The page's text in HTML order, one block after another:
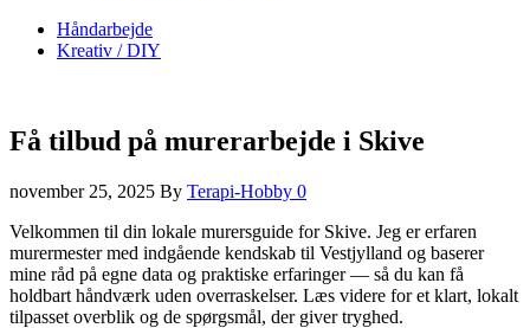
Håndarbejde
Kreativ / DIY
Få tilbud på murerarbejde i Skive
november 25, 2025 By Terapi-Hobby 0
Velkommen til din lokale murersguide for Skive. Jeg er erfaren
murermester med indgående kendskab til Vestjylland og baserer
mine råd på egne data og praktiske erfaringer — så du kan få
holdbart håndværk uden overraskelser. Læs videre for et klart, lokalt
tilpasset overblik og de spørgsmål, der giver tryghed.